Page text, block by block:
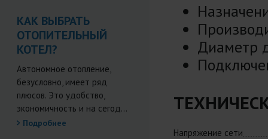
КАК ВЫБРАТЬ
ОТОПИТЕЛЬНЫЙ
КОТЕЛ?
Автономное отопление,
безусловно, имеет ряд
плюсов. Это удобство,
экономичность и на сегод...
Подробнее
Диаметр
Напряжение сети